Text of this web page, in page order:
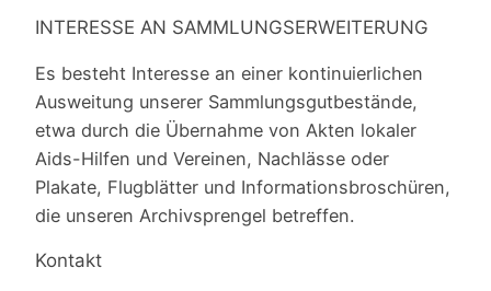
INTERESSE AN SAMMLUNGSERWEITERUNG
Es besteht Interesse an einer kontinuierlichen
Ausweitung unserer Sammlungsgutbestände,
etwa durch die Übernahme von Akten lokaler
Aids-Hilfen und Vereinen, Nachlässe oder
Plakate, Flugblätter und Informationsbroschüren,
die unseren Archivsprengel betreffen.
Kontakt